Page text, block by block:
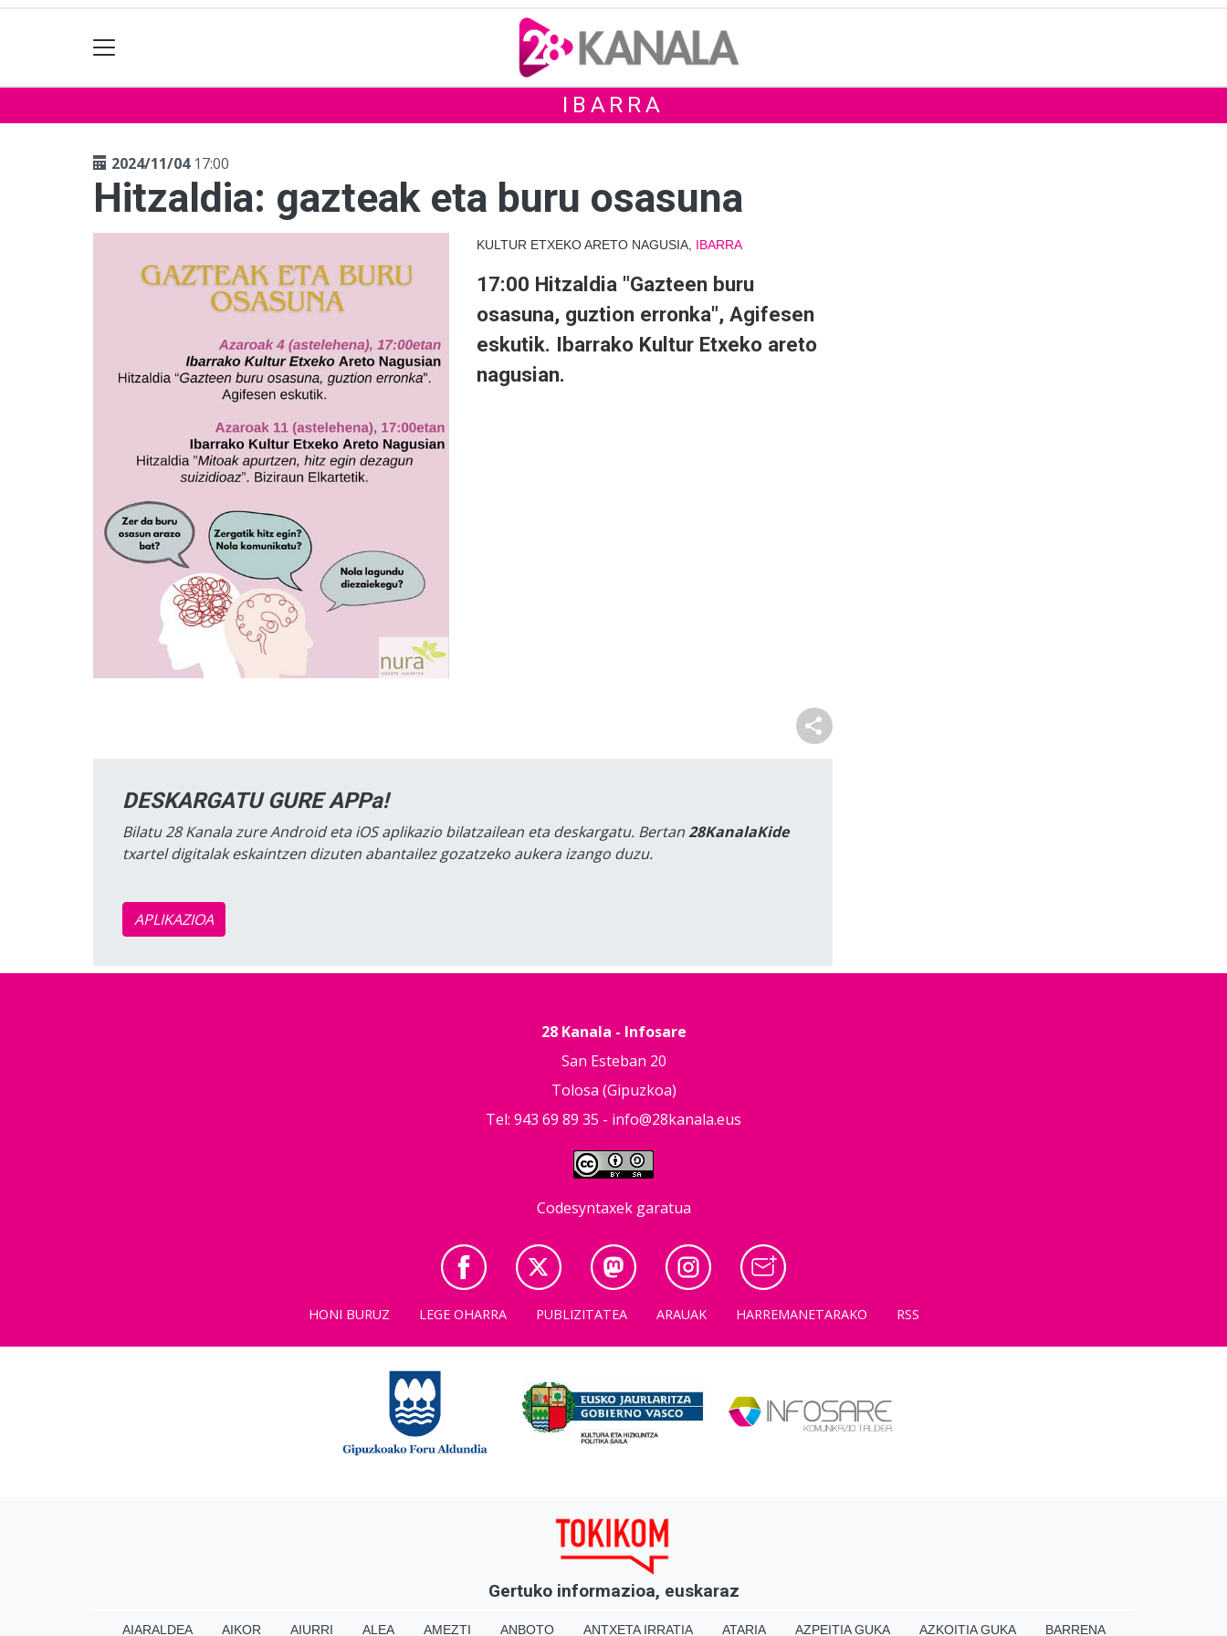
IBARRA
2024/11/0417:00
Hitzaldia: gazteak eta buru osasuna
KULTUR ETXEKO ARETO NAGUSIA, IBARRA
17:00 Hitzaldia "Gazteen buru
osasuna, guztion erronka", Agifesen
eskutik. Ibarrako Kultur Etxeko areto
nagusian.
DESKARGATU GURE APPa!
Bilatu 28 Kanala zure Android eta iOS aplikazio bilatzailean eta deskargatu. Bertan28KanalaKide
txartel digitalak eskaintzen dizuten abantailez gozatzeko aukera izango duzu.
APLIKAZIOA
28 Kanala - Infosare
San Esteban 20
Tolosa (Gipuzkoa)
Tel: 943 69 89 35 - info@28kanala.eus
Codesyntaxek garatua
HONI BURUZ LEGE OHARRA PUBLIZITATEA ARAUAK HARREMANETARAKO RSS
Gertuko informazioa, euskaraz
AIARALDEA AIKOR AIURRI ALEA AMEZTI ANBOTO ANTXETA IRRATIA ATARIA AZPEITIA GUKA AZKOITIA GUKA BARRENA